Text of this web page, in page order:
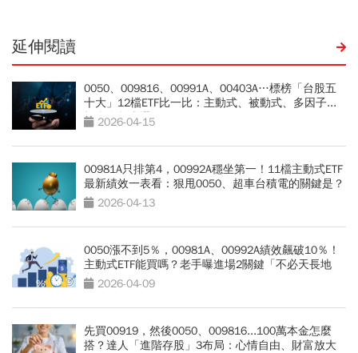
延伸閱讀
0050、009816、00991A、00403A…標榜「台股五
十大」12檔ETF比一比：主動式、被動式、多因子...
投資人怎麼選？
2026-04-15
00981A只排第4，00992A穩坐第一！11檔主動式ETF
最新績效一表看：狠甩0050、超車台積電的關鍵是？
2026-04-13
0050漲不到5％，00981A、00992A績效飆破10％！
主動式ETF能買嗎？老手曝進場2關鍵「不必天長地
久」2026-04-09
先買00919，然後0050、009816...100萬本金怎麼
搭？達人「進階存股」3布局：心情自由、財富放大